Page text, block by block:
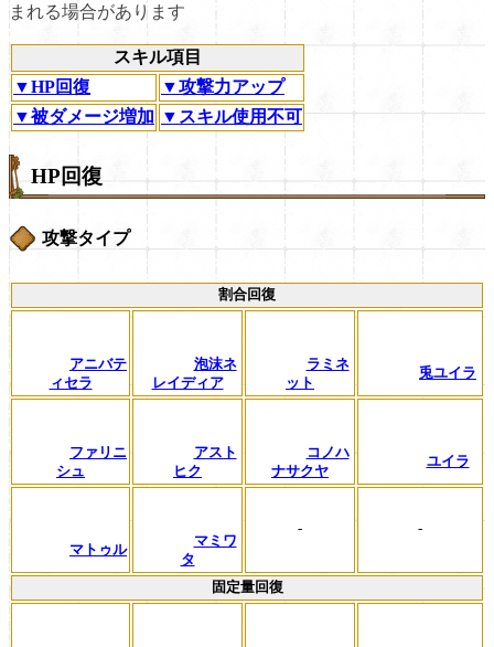
まれる場合があります
スキル項目
▼HP回復
▼攻撃力アップ
▼被ダメージ増加 ▼スキル使用不可
HP回復
攻撃タイプ
割合回復
アニバテ
ィセラ
泡沫ネ
レイディア
ラミネ
ット
兎ユイラ
ファリニ
シュ
アスト
ヒク
コノハ
ナサクヤ
ユイラ
マトゥル
マミワ
タ
- -
固定量回復